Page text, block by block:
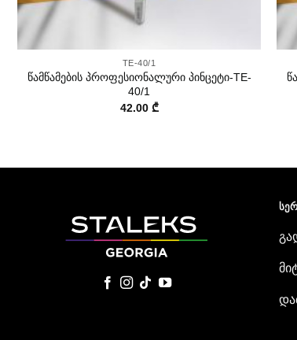
TE-40/1
წამწამების პროფესიონალური პინცეტი-TE-
40/1
42.00 ₾